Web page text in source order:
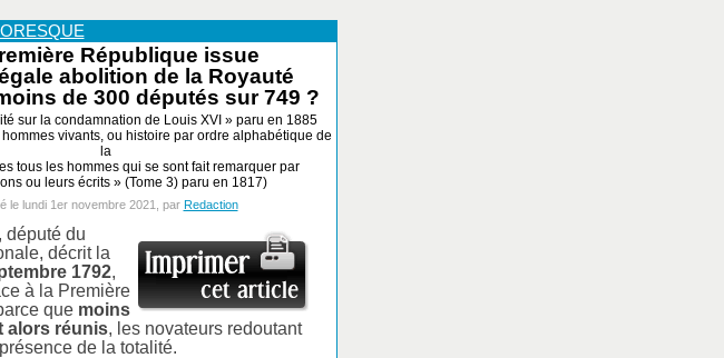
République issue
abolition de la Royauté
de 300 députés sur 749 ?
sur la condamnation de Louis XVI » paru en 1885
vivants, ou histoire par ordre alphabétique de
la
tous les hommes qui se sont fait remarquer par
ou leurs écrits » (Tome 3) paru en 1817)
le lundi 1er novembre 2021, par Redaction
député du
décrit la
1792,
à la Première
que moins
alors réunis, les novateurs redoutant
de la totalité.